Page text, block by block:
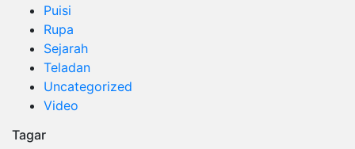
Puisi
Rupa
Sejarah
Teladan
Uncategorized
Video
Tagar